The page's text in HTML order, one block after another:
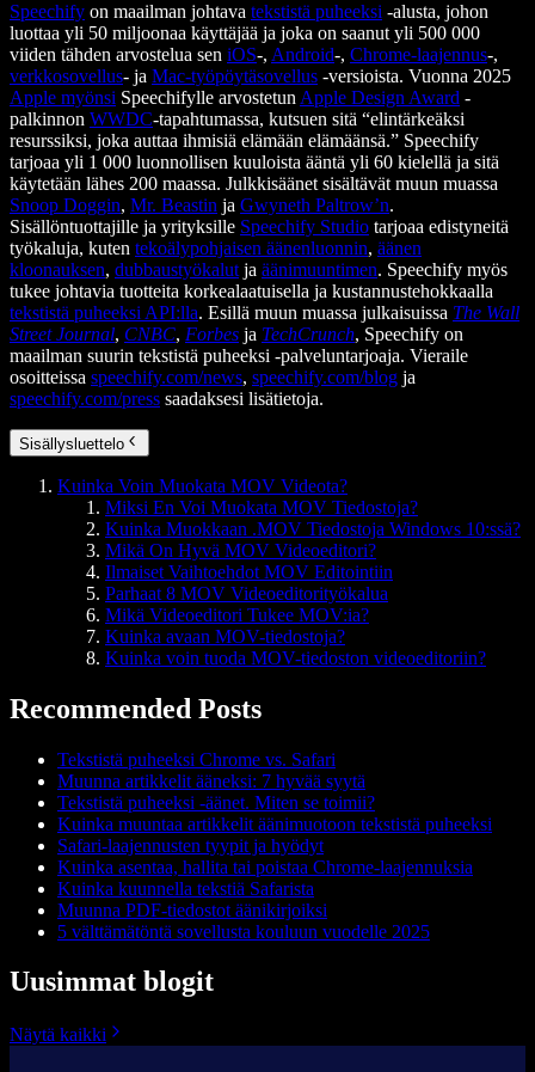
Speechify on maailman johtava tekstistä puheeksi -alusta, johon
luottaa yli 50 miljoonaa käyttäjää ja joka on saanut yli 500 000
viiden tähden arvostelua sen iOS-, Android-, Chrome-laajennus-,
verkkosovellus- ja Mac-työpöytäsovellus -versioista. Vuonna 2025
Apple myönsi Speechifylle arvostetun Apple Design Award -
palkinnon WWDC-tapahtumassa, kutsuen sitä “elintärkeäksi
resurssiksi, joka auttaa ihmisiä elämään elämäänsä.” Speechify
tarjoaa yli 1 000 luonnollisen kuuloista ääntä yli 60 kielellä ja sitä
käytetään lähes 200 maassa. Julkkisäänet sisältävät muun muassa
Snoop Doggin, Mr. Beastin ja Gwyneth Paltrow’n.
Sisällöntuottajille ja yrityksille Speechify Studio tarjoaa edistyneitä
työkaluja, kuten tekoälypohjaisen äänenluonnin, äänen
kloonauksen, dubbaustyökalut ja äänimuuntimen. Speechify myös
tukee johtavia tuotteita korkealaatuisella ja kustannustehokkaalla
tekstistä puheeksi API:lla. Esillä muun muassa julkaisuissa The Wall
Street Journal, CNBC, Forbes ja TechCrunch, Speechify on
maailman suurin tekstistä puheeksi -palveluntarjoaja. Vieraile
osoitteissa speechify.com/news, speechify.com/blog ja
speechify.com/press saadaksesi lisätietoja.
Sisällysluettelo
Kuinka Voin Muokata MOV Videota?
Miksi En Voi Muokata MOV Tiedostoja?
Kuinka Muokkaan .MOV Tiedostoja Windows 10:ssä?
Mikä On Hyvä MOV Videoeditori?
Ilmaiset Vaihtoehdot MOV Editointiin
Parhaat 8 MOV Videoeditorityökalua
Mikä Videoeditori Tukee MOV:ia?
Kuinka avaan MOV-tiedostoja?
Kuinka voin tuoda MOV-tiedoston videoeditoriin?
Recommended Posts
Tekstistä puheeksi Chrome vs. Safari
Muunna artikkelit ääneksi: 7 hyvää syytä
Tekstistä puheeksi -äänet. Miten se toimii?
Kuinka muuntaa artikkelit äänimuotoon tekstistä puheeksi
Safari-laajennusten tyypit ja hyödyt
Kuinka asentaa, hallita tai poistaa Chrome-laajennuksia
Kuinka kuunnella tekstiä Safarista
Muunna PDF-tiedostot äänikirjoiksi
5 välttämätöntä sovellusta kouluun vuodelle 2025
Uusimmat blogit
Näytä kaikki